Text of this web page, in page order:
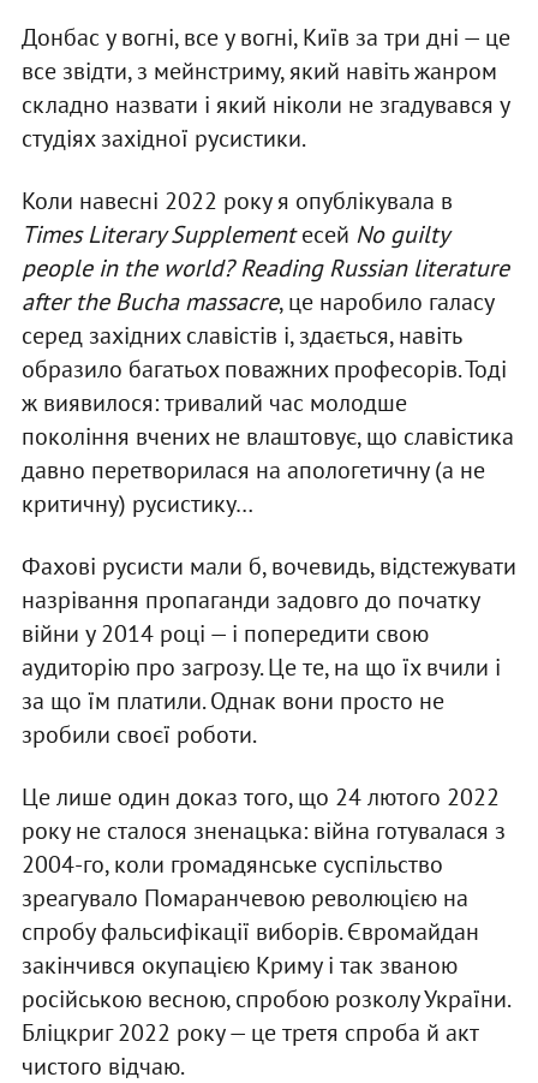
Донбас у вогні, все у вогні, Київ за три дні — це
все звідти, з мейнстриму, який навіть жанром
складно назвати і який ніколи не згадувався у
студіях західної русистики.
Коли навесні 2022 року я опублікувала в
Times Literary Supplementесей No guilty
people in the world? Reading Russian literature
after the Bucha massacre, це наробило галасу
серед західних славістів і, здається, навіть
образило багатьох поважних професорів. Тоді
ж виявилося: тривалий час молодше
покоління вчених не влаштовує, що славістика
давно перетворилася на апологетичну (а не
критичну) русистику…
Фахові русисти мали б, вочевидь, відстежувати
назрівання пропаганди задовго до початку
війни у 2014 році — і попередити свою
аудиторію про загрозу. Це те, на що їх вчили і
за що їм платили. Однак вони просто не
зробили своєї роботи.
Це лише один доказ того, що 24 лютого 2022
року не сталося зненацька: війна готувалася з
2004-го, коли громадянське суспільство
зреагувало Помаранчевою революцією на
спробу фальсифікації виборів. Євромайдан
закінчився окупацією Криму і так званою
російською весною, спробою розколу України.
Бліцкриг 2022 року — це третя спроба й акт
чистого відчаю.